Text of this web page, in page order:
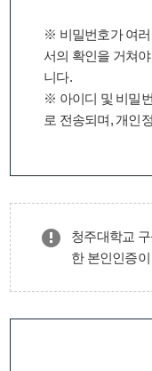
※ 비밀번호가 여러
서의 확인을 거쳐
니다.
※ 아이디 및 비밀
로 전송되며, 개인
청주대학교
한 본인인증